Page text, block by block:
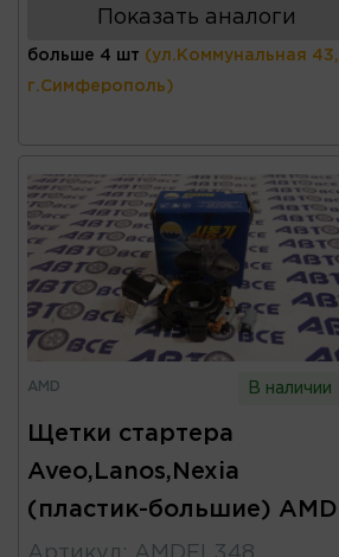
Показать аналоги
больше 4 шт (ул.Коммунальная 43,
г.Симферополь)
AMD В наличии
Щетки стартера
Aveo,Lanos,Nexia
(пластик-большие) AMD
Артикул : AMDEL348